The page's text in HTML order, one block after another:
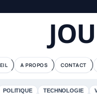
A PROPOS CONTACT
POLITIQUE TECHNOLOGIE